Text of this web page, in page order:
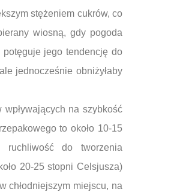
stężeniem cukrów, co
wiosną, gdy pogoda
jego tendencję do
jednocześnie obniżyłaby
na szybkość
to około 10-15
ruchliwość do tworzenia
20-25 stopni Celsjusza)
chłodniejszym miejscu, na